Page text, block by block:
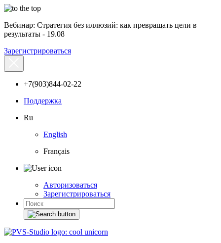
Вебинар: Стратегия без иллюзий: как превращать цели в
результаты - 19.08
Зарегистрироваться
+7(903)844-02-22
Поддержка
Ru
English
Français
Авторизоваться
Зарегистрироваться